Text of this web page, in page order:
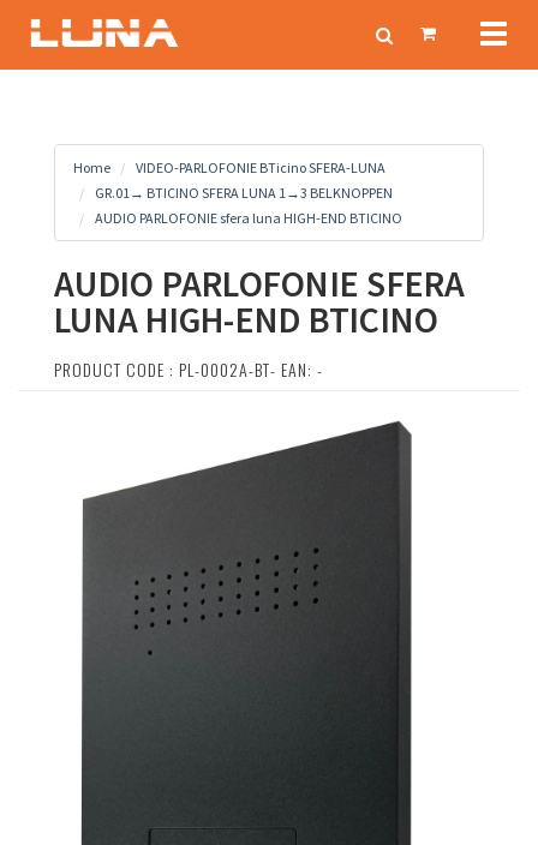
Home
VIDEO-PARLOFONIE BTicino SFERA-LUNA
GR.01→ BTICINO SFERA LUNA 1→3 BELKNOPPEN
AUDIO PARLOFONIE sfera luna HIGH-END BTICINO
AUDIO PARLOFONIE SFERA
LUNA HIGH-END BTICINO
PRODUCT CODE : PL-0002A-BT- EAN: -